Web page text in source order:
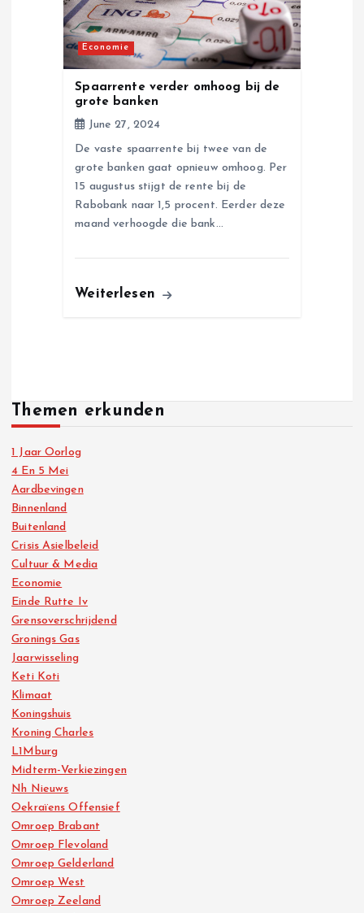
Economie
Spaarrente verder omhoog bij de
grote banken
June 27, 2024
De vaste spaarrente bij twee van de
grote banken gaat opnieuw omhoog. Per
15 augustus stijgt de rente bij de
Rabobank naar 1,5 procent. Eerder deze
maand verhoogde die bank…
Weiterlesen
Themen erkunden
1 Jaar Oorlog
4 En 5 Mei
Aardbevingen
Binnenland
Buitenland
Crisis Asielbeleid
Cultuur & Media
Economie
Einde Rutte Iv
Grensoverschrijdend
Gronings Gas
Jaarwisseling
Keti Koti
Klimaat
Koningshuis
Kroning Charles
L1Mburg
Midterm-Verkiezingen
Nh Nieuws
Oekraïens Offensief
Omroep Brabant
Omroep Flevoland
Omroep Gelderland
Omroep West
Omroep Zeeland